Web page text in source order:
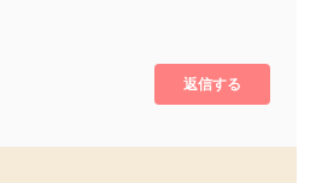
返信する